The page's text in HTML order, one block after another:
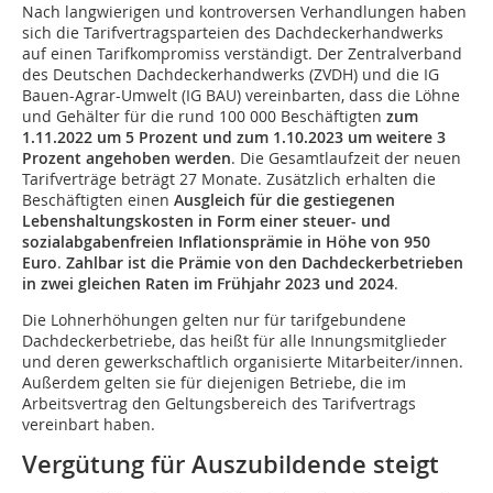
Nach langwierigen und kontroversen Verhandlungen haben
sich die Tarifvertragsparteien des Dachdeckerhandwerks
auf einen Tarifkompromiss verständigt. Der Zentralverband
des Deutschen Dachdeckerhandwerks (ZVDH) und die IG
Bauen-Agrar-Umwelt (IG BAU) vereinbarten, dass die Löhne
und Gehälter für die rund 100 000 Beschäftigten zum
1.11.2022 um 5 Prozent und zum 1.10.2023 um weitere 3
Prozent angehoben werden. Die Gesamtlaufzeit der neuen
Tarifverträge beträgt 27 Monate. Zusätzlich erhalten die
Beschäftigten einen Ausgleich für die gestiegenen
Lebenshaltungskosten in Form einer steuer- und
sozialabgabenfreien Inflationsprämie in Höhe von 950
Euro. Zahlbar ist die Prämie von den Dachdeckerbetrieben
in zwei gleichen Raten im Frühjahr 2023 und 2024.
Die Lohnerhöhungen gelten nur für tarifgebundene
Dachdeckerbetriebe, das heißt für alle Innungsmitglieder
und deren gewerkschaftlich organisierte Mitarbeiter/innen.
Außerdem gelten sie für diejenigen Betriebe, die im
Arbeitsvertrag den Geltungsbereich des Tarifvertrags
vereinbart haben.
Vergütung für Auszubildende steigt